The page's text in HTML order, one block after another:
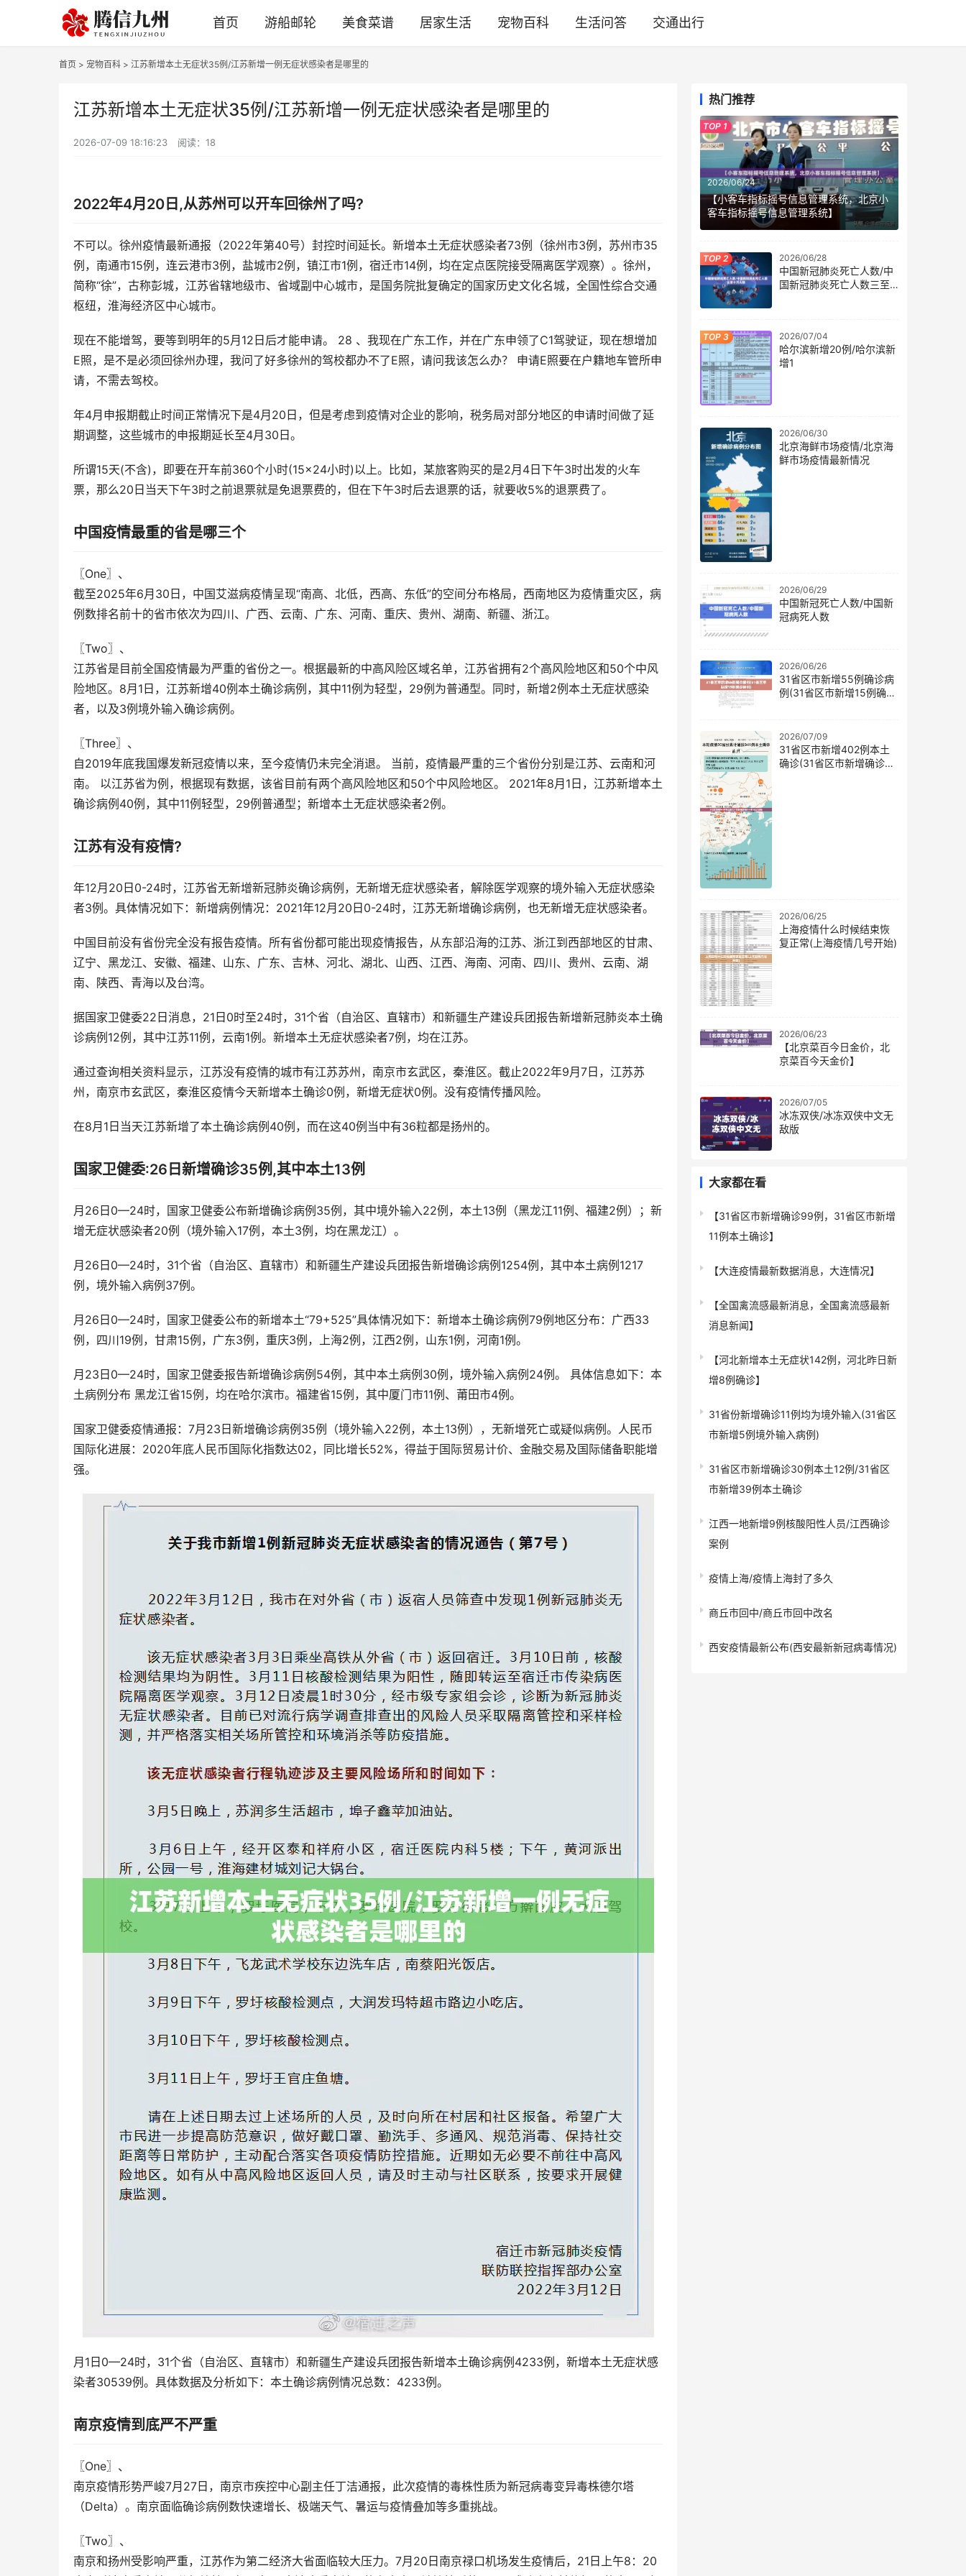
首页 游船邮轮 美食菜谱 居家生活 宠物百科 生活问答 交通出行
首页 > 宠物百科 > 江苏新增本土无症状35例/江苏新增一例无症状感染者是哪里的
江苏新增本土无症状35例/江苏新增一例无症状感染者是哪里的
2026-07-09 18:16:23 阅读：18
2022年4月20日,从苏州可以开车回徐州了吗?
不可以。徐州疫情最新通报（2022年第40号）封控时间延长。新增本土无症状感染者73例（徐州市3例，苏州市35
例，南通市15例，连云港市3例，盐城市2例，镇江市1例，宿迁市14例，均在定点医院接受隔离医学观察）。徐州，
简称“徐”，古称彭城，江苏省辖地级市、省域副中心城市，是国务院批复确定的国家历史文化名城，全国性综合交通
枢纽，淮海经济区中心城市。
现在不能增驾，要等到明年的5月12日后才能申请。 28 、我现在广东工作，并在广东申领了C1驾驶证，现在想增加
E照，是不是必须回徐州办理，我问了好多徐州的驾校都办不了E照，请问我该怎么办？ 申请E照要在户籍地车管所申
请，不需去驾校。
年4月申报期截止时间正常情况下是4月20日，但是考虑到疫情对企业的影响，税务局对部分地区的申请时间做了延
期调整，这些城市的申报期延长至4月30日。
所谓15天(不含)，即要在开车前360个小时(15×24小时)以上。比如，某旅客购买的是2月4日下午3时出发的火车
票，那么20日当天下午3时之前退票就是免退票费的，但在下午3时后去退票的话，就要收5%的退票费了。
中国疫情最重的省是哪三个
〖One〗、
截至2025年6月30日，中国艾滋病疫情呈现“南高、北低，西高、东低”的空间分布格局，西南地区为疫情重灾区，病
例数排名前十的省市依次为四川、广西、云南、广东、河南、重庆、贵州、湖南、新疆、浙江。
〖Two〗、
江苏省是目前全国疫情最为严重的省份之一。根据最新的中高风险区域名单，江苏省拥有2个高风险地区和50个中风
险地区。8月1日，江苏新增40例本土确诊病例，其中11例为轻型，29例为普通型。同时，新增2例本土无症状感染
者，以及3例境外输入确诊病例。
〖Three〗、
自2019年底我国爆发新冠疫情以来，至今疫情仍未完全消退。 当前，疫情最严重的三个省份分别是江苏、云南和河
南。 以江苏省为例，根据现有数据，该省目前有两个高风险地区和50个中风险地区。 2021年8月1日，江苏新增本土
确诊病例40例，其中11例轻型，29例普通型；新增本土无症状感染者2例。
江苏有没有疫情?
年12月20日0-24时，江苏省无新增新冠肺炎确诊病例，无新增无症状感染者，解除医学观察的境外输入无症状感染
者3例。具体情况如下：新增病例情况：2021年12月20日0-24时，江苏无新增确诊病例，也无新增无症状感染者。
中国目前没有省份完全没有报告疫情。所有省份都可能出现疫情报告，从东部沿海的江苏、浙江到西部地区的甘肃、
辽宁、黑龙江、安徽、福建、山东、广东、吉林、河北、湖北、山西、江西、海南、河南、四川、贵州、云南、湖
南、陕西、青海以及台湾。
据国家卫健委22日消息，21日0时至24时，31个省（自治区、直辖市）和新疆生产建设兵团报告新增新冠肺炎本土确
诊病例12例，其中江苏11例，云南1例。新增本土无症状感染者7例，均在江苏。
通过查询相关资料显示，江苏没有疫情的城市有江苏苏州，南京市玄武区，秦淮区。截止2022年9月7日，江苏苏
州，南京市玄武区，秦淮区疫情今天新增本土确诊0例，新增无症状0例。没有疫情传播风险。
在8月1日当天江苏新增了本土确诊病例40例，而在这40例当中有36粒都是扬州的。
国家卫健委:26日新增确诊35例,其中本土13例
月26日0—24时，国家卫健委公布新增确诊病例35例，其中境外输入22例，本土13例（黑龙江11例、福建2例）；新
增无症状感染者20例（境外输入17例，本土3例，均在黑龙江）。
月26日0—24时，31个省（自治区、直辖市）和新疆生产建设兵团报告新增确诊病例1254例，其中本土病例1217
例，境外输入病例37例。
月26日0—24时，国家卫健委公布的新增本土“79+525”具体情况如下：新增本土确诊病例79例地区分布：广西33
例，四川19例，甘肃15例，广东3例，重庆3例，上海2例，江西2例，山东1例，河南1例。
月23日0—24时，国家卫健委报告新增确诊病例54例，其中本土病例30例，境外输入病例24例。 具体信息如下：本
土病例分布 黑龙江省15例，均在哈尔滨市。福建省15例，其中厦门市11例、莆田市4例。
国家卫健委疫情通报：7月23日新增确诊病例35例（境外输入22例，本土13例），无新增死亡或疑似病例。人民币
国际化进展：2020年底人民币国际化指数达02，同比增长52%，得益于国际贸易计价、金融交易及国际储备职能增
强。
月1日0—24时，31个省（自治区、直辖市）和新疆生产建设兵团报告新增本土确诊病例4233例，新增本土无症状感
染者30539例。具体数据及分析如下：本土确诊病例情况总数：4233例。
南京疫情到底严不严重
〖One〗、
南京疫情形势严峻7月27日，南京市疾控中心副主任丁洁通报，此次疫情的毒株性质为新冠病毒变异毒株德尔塔
（Delta）。南京面临确诊病例数快速增长、极端天气、暑运与疫情叠加等多重挑战。
〖Two〗、
南京和扬州受影响严重，江苏作为第二经济大省面临较大压力。7月20日南京禄口机场发生疫情后，21日上午8：20
热门推荐
2026/06/24
【小客车指标摇号信息管理系统，北京小
客车指标摇号信息管理系统】
2026/06/28
中国新冠肺炎死亡人数/中
国新冠肺炎死亡人数三至
2026/07/04
哈尔滨新增20例/哈尔滨新
增1
2026/06/30
北京海鲜市场疫情/北京海
鲜市场疫情最新情况
2026/06/29
中国新冠死亡人数/中国新
冠病死人数
2026/06/26
31省区市新增55例确诊病
例(31省区市新增15例确诊
2026/07/09
31省区市新增402例本土
确诊(31省区市新增确诊
2026/06/25
上海疫情什么时候结束恢
复正常(上海疫情几号开始)
2026/06/23
【北京菜百今日金价，北
京菜百今天金价】
2026/07/05
冰冻双侠/冰冻双侠中文无
敌版
大家都在看
【31省区市新增确诊99例，31省区市新增
11例本土确诊】
【大连疫情最新数据消息，大连情况】
【全国禽流感最新消息，全国禽流感最新
消息新闻】
【河北新增本土无症状142例，河北昨日新
增8例确诊】
31省份新增确诊11例均为境外输入(31省区
市新增5例境外输入病例)
31省区市新增确诊30例本土12例/31省区
市新增39例本土确诊
江西一地新增9例核酸阳性人员/江西确诊
案例
疫情上海/疫情上海封了多久
商丘市回中/商丘市回中改名
西安疫情最新公布(西安最新新冠病毒情况)